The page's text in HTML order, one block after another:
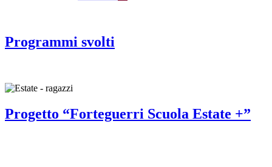
Programmi svolti
Progetto “Forteguerri Scuola Estate +”